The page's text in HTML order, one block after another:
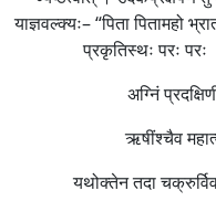
याज्ञवल्क्यः– “पिता पितामहो
प्रकृतिस्थः परः
अग्निं
ऋषींश्चैव
यथोक्तेन तदा